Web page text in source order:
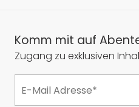
Komm mit auf
Zugang zu exklusiven